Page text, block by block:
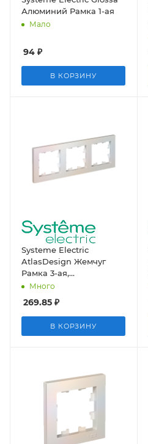
Алюминий Рамка 1-ая
Мало
94 ₽
В КОРЗИНУ
Systeme Electric
AtlasDesign Жемчуг
Рамка 3-ая,
универсальная
Много
269.85 ₽
В КОРЗИНУ